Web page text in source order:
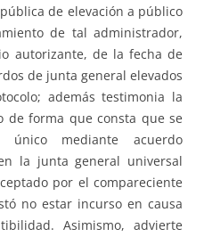
de elevación a público
de tal administrador,
autorizante, de la fecha de
de junta general elevados
además testimonia la
forma que consta que se
único mediante acuerdo
la junta general universal
por el compareciente
no estar incurso en causa
Asimismo, advierte